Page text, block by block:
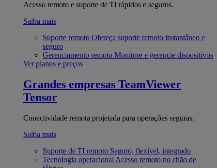
Acesso remoto e suporte de TI rápidos e seguros.
Saiba mais
Suporte remoto Ofereça suporte remoto instantâneo e
seguro
Gerenciamento remoto Monitore e gerencie dispositivos
Ver planos e preços
Grandes empresas TeamViewer
Tensor
Conectividade remota projetada para operações seguras.
Saiba mais
Suporte de TI remoto Seguro, flexível, integrado
Tecnologia operacional Acesso remoto no chão de